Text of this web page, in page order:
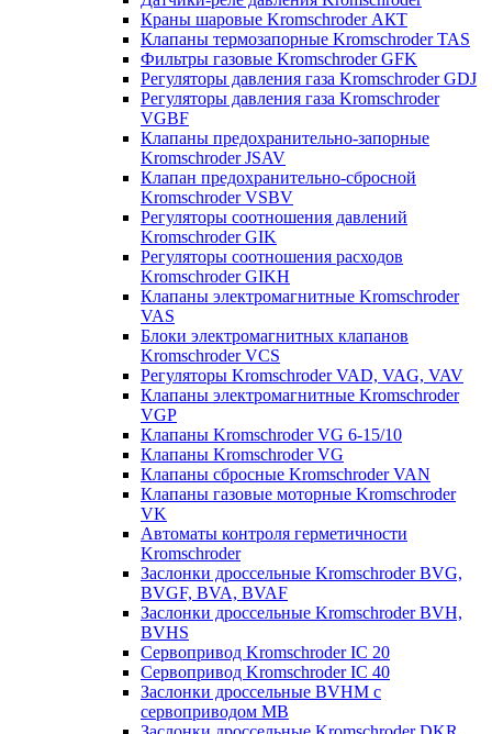
Краны шаровые Kromschroder АКТ
Клапаны термозапорные Kromschroder TAS
Фильтры газовые Kromschroder GFK
Регуляторы давления газа Kromschroder GDJ
Регуляторы давления газа Kromschroder
VGBF
Клапаны предохранительно-запорные
Kromschroder JSAV
Клапан предохранительно-сбросной
Kromschroder VSBV
Регуляторы соотношения давлений
Kromschroder GIK
Регуляторы соотношения расходов
Kromschroder GIKH
Клапаны электромагнитные Kromschroder
VAS
Блоки электромагнитных клапанов
Kromschroder VCS
Регуляторы Kromschroder VAD, VAG, VAV
Клапаны электромагнитные Kromschroder
VGP
Клапаны Kromschroder VG 6-15/10
Клапаны Kromschroder VG
Клапаны сбросные Kromschroder VAN
Клапаны газовые моторные Kromschroder
VK
Автоматы контроля герметичности
Kromschroder
Заслонки дроссельные Kromschroder BVG,
BVGF, BVA, BVAF
Заслонки дроссельные Kromschroder BVH,
BVHS
Сервопривод Kromschroder IC 20
Сервопривод Kromschroder IC 40
Заслонки дроссельные BVHM с
сервоприводом МВ